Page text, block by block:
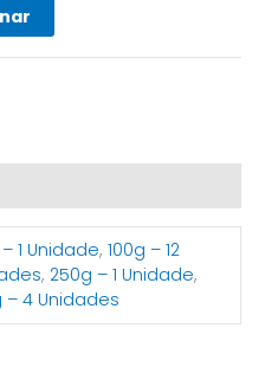
1 Unidade, 100g – 12
, 250g – 1 Unidade,
– 4 Unidades